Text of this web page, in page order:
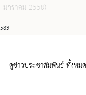
มกราคม 2558)
ดูข่าวประชาสัมพันธ์ ทั้งหมด